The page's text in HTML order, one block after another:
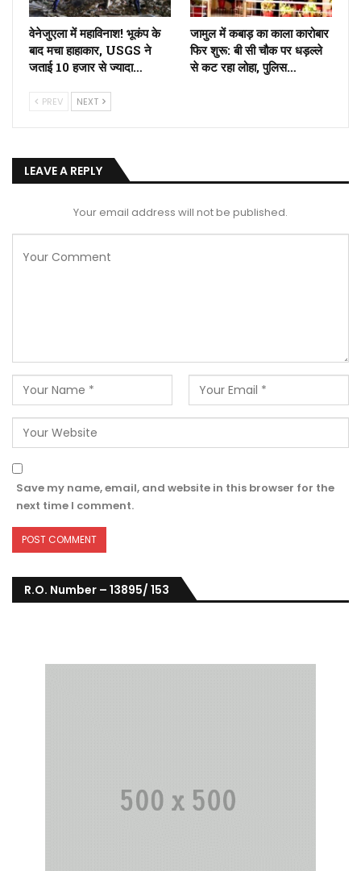
वेनेजुएला में महाविनाश! भूकंप के
बाद मचा हाहाकार, USGS ने
जताई 10 हजार से ज्यादा…
जामुल में कबाड़ का काला कारोबार
फिर शुरू: बी सी चौक पर धड़ल्ले
से कट रहा लोहा, पुलिस…
PREV NEXT
LEAVE A REPLY
Your email address will not be published.
Save my name, email, and website in this browser for the
next time I comment.
R.O. Number – 13895/ 153